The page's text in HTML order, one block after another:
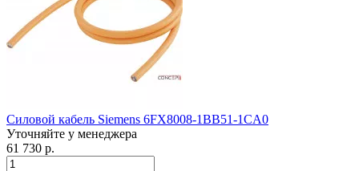
Силовой кабель Siemens 6FX8008-1BB51-1CA0
Уточняйте у менеджера
61 730 р.